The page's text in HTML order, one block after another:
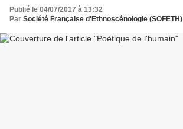
Publié le 04/07/2017 à 13:32
Par Société Française d'Ethnoscénologie (SOFETH)